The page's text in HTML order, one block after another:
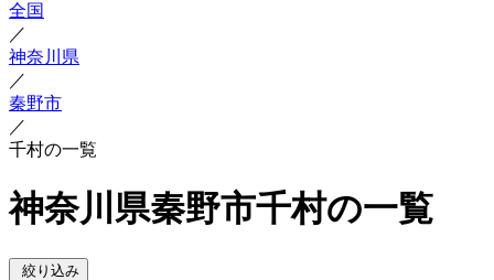
全国
／
神奈川県
／
秦野市
／
千村の一覧
神奈川県秦野市千村の一覧
絞り込み